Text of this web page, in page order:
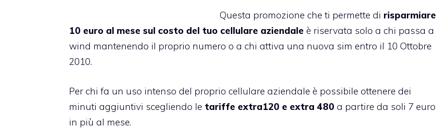
Questa promozione che ti permette di risparmiare
10 euro al mese sul costo del tuo cellulare aziendale è riservata solo a chi passa a
wind mantenendo il proprio numero o a chi attiva una nuova sim entro il 10 Ottobre
2010.
Per chi fa un uso intenso del proprio cellulare aziendale è possibile ottenere dei
minuti aggiuntivi scegliendo le tariffe extra120 e extra 480 a partire da soli 7 euro
in più al mese.